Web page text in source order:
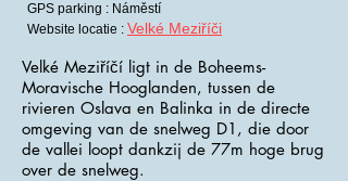
GPS parking : Náměstí
Website locatie : Velké Meziříči
Velké Meziříčí ligt in de Boheems-
Moravische Hooglanden, tussen de
rivieren Oslava en Balinka in de directe
omgeving van de snelweg D1, die door
de vallei loopt dankzij de 77m hoge brug
over de snelweg.